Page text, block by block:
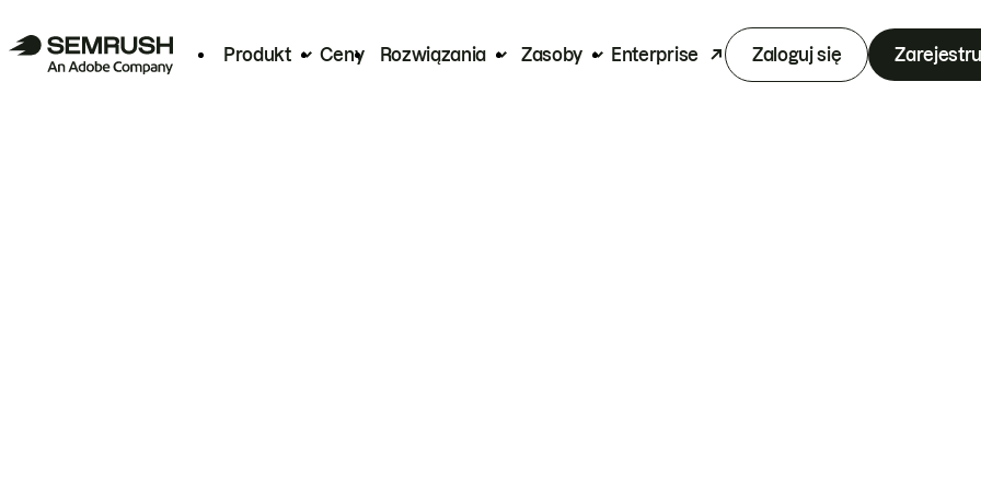
Produkt Ceny Rozwiązania Zasoby Enterprise Zaloguj się